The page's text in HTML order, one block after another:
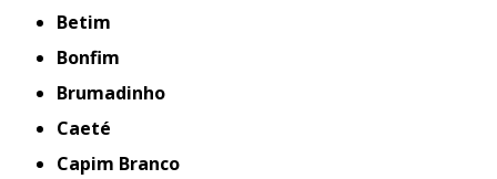
Betim
Bonfim
Brumadinho
Caeté
Capim Branco